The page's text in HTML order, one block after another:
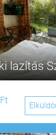
lazítás